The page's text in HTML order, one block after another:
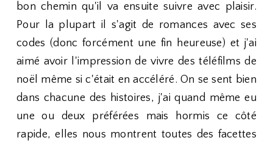
bon chemin qu'il va ensuite suivre avec plaisir.
Pour la plupart il s'agit de romances avec ses
codes (donc forcément une fin heureuse) et j'ai
aimé avoir l'impression de vivre des téléfilms de
noël même si c'était en accéléré. On se sent bien
dans chacune des histoires, j'ai quand même eu
une ou deux préférées mais hormis ce côté
rapide, elles nous montrent toutes des facettes